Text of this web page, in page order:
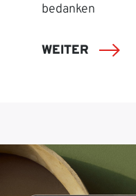
bedanken
WEITER